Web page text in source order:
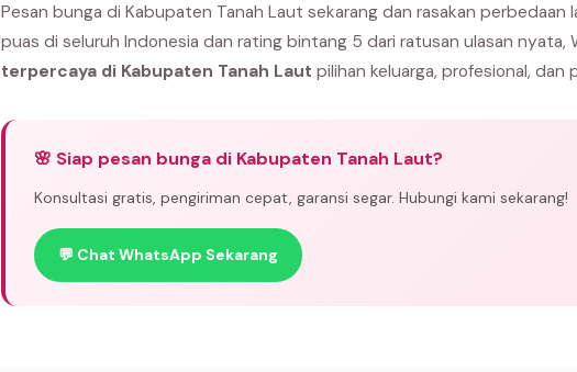
Pesan bunga di Kabupaten Tanah Laut sekarang dan rasakan perbedaan
puas di seluruh Indonesia dan rating bintang 5 dari ratusan ulasan nyata,
terpercaya di Kabupaten Tanah Laut pilihan keluarga, profesional, dan
🌸 Siap pesan bunga di Kabupaten Tanah Laut?
Konsultasi gratis, pengiriman cepat, garansi segar. Hubungi kami sekarang!
💬 Chat WhatsApp Sekarang